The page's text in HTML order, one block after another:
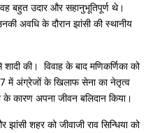
बहुत उदार और सहानुभूतिपूर्ण थे।
अवधि के दौरान झांसी की स्थानीय
की। विवाह के बाद मणिकर्णिका को
में अंग्रेजों के खिलाफ सेना का नेतृत्व
कारण अपना जीवन बलिदान किया।
शहर को जीवाजी राव सिन्धिया को